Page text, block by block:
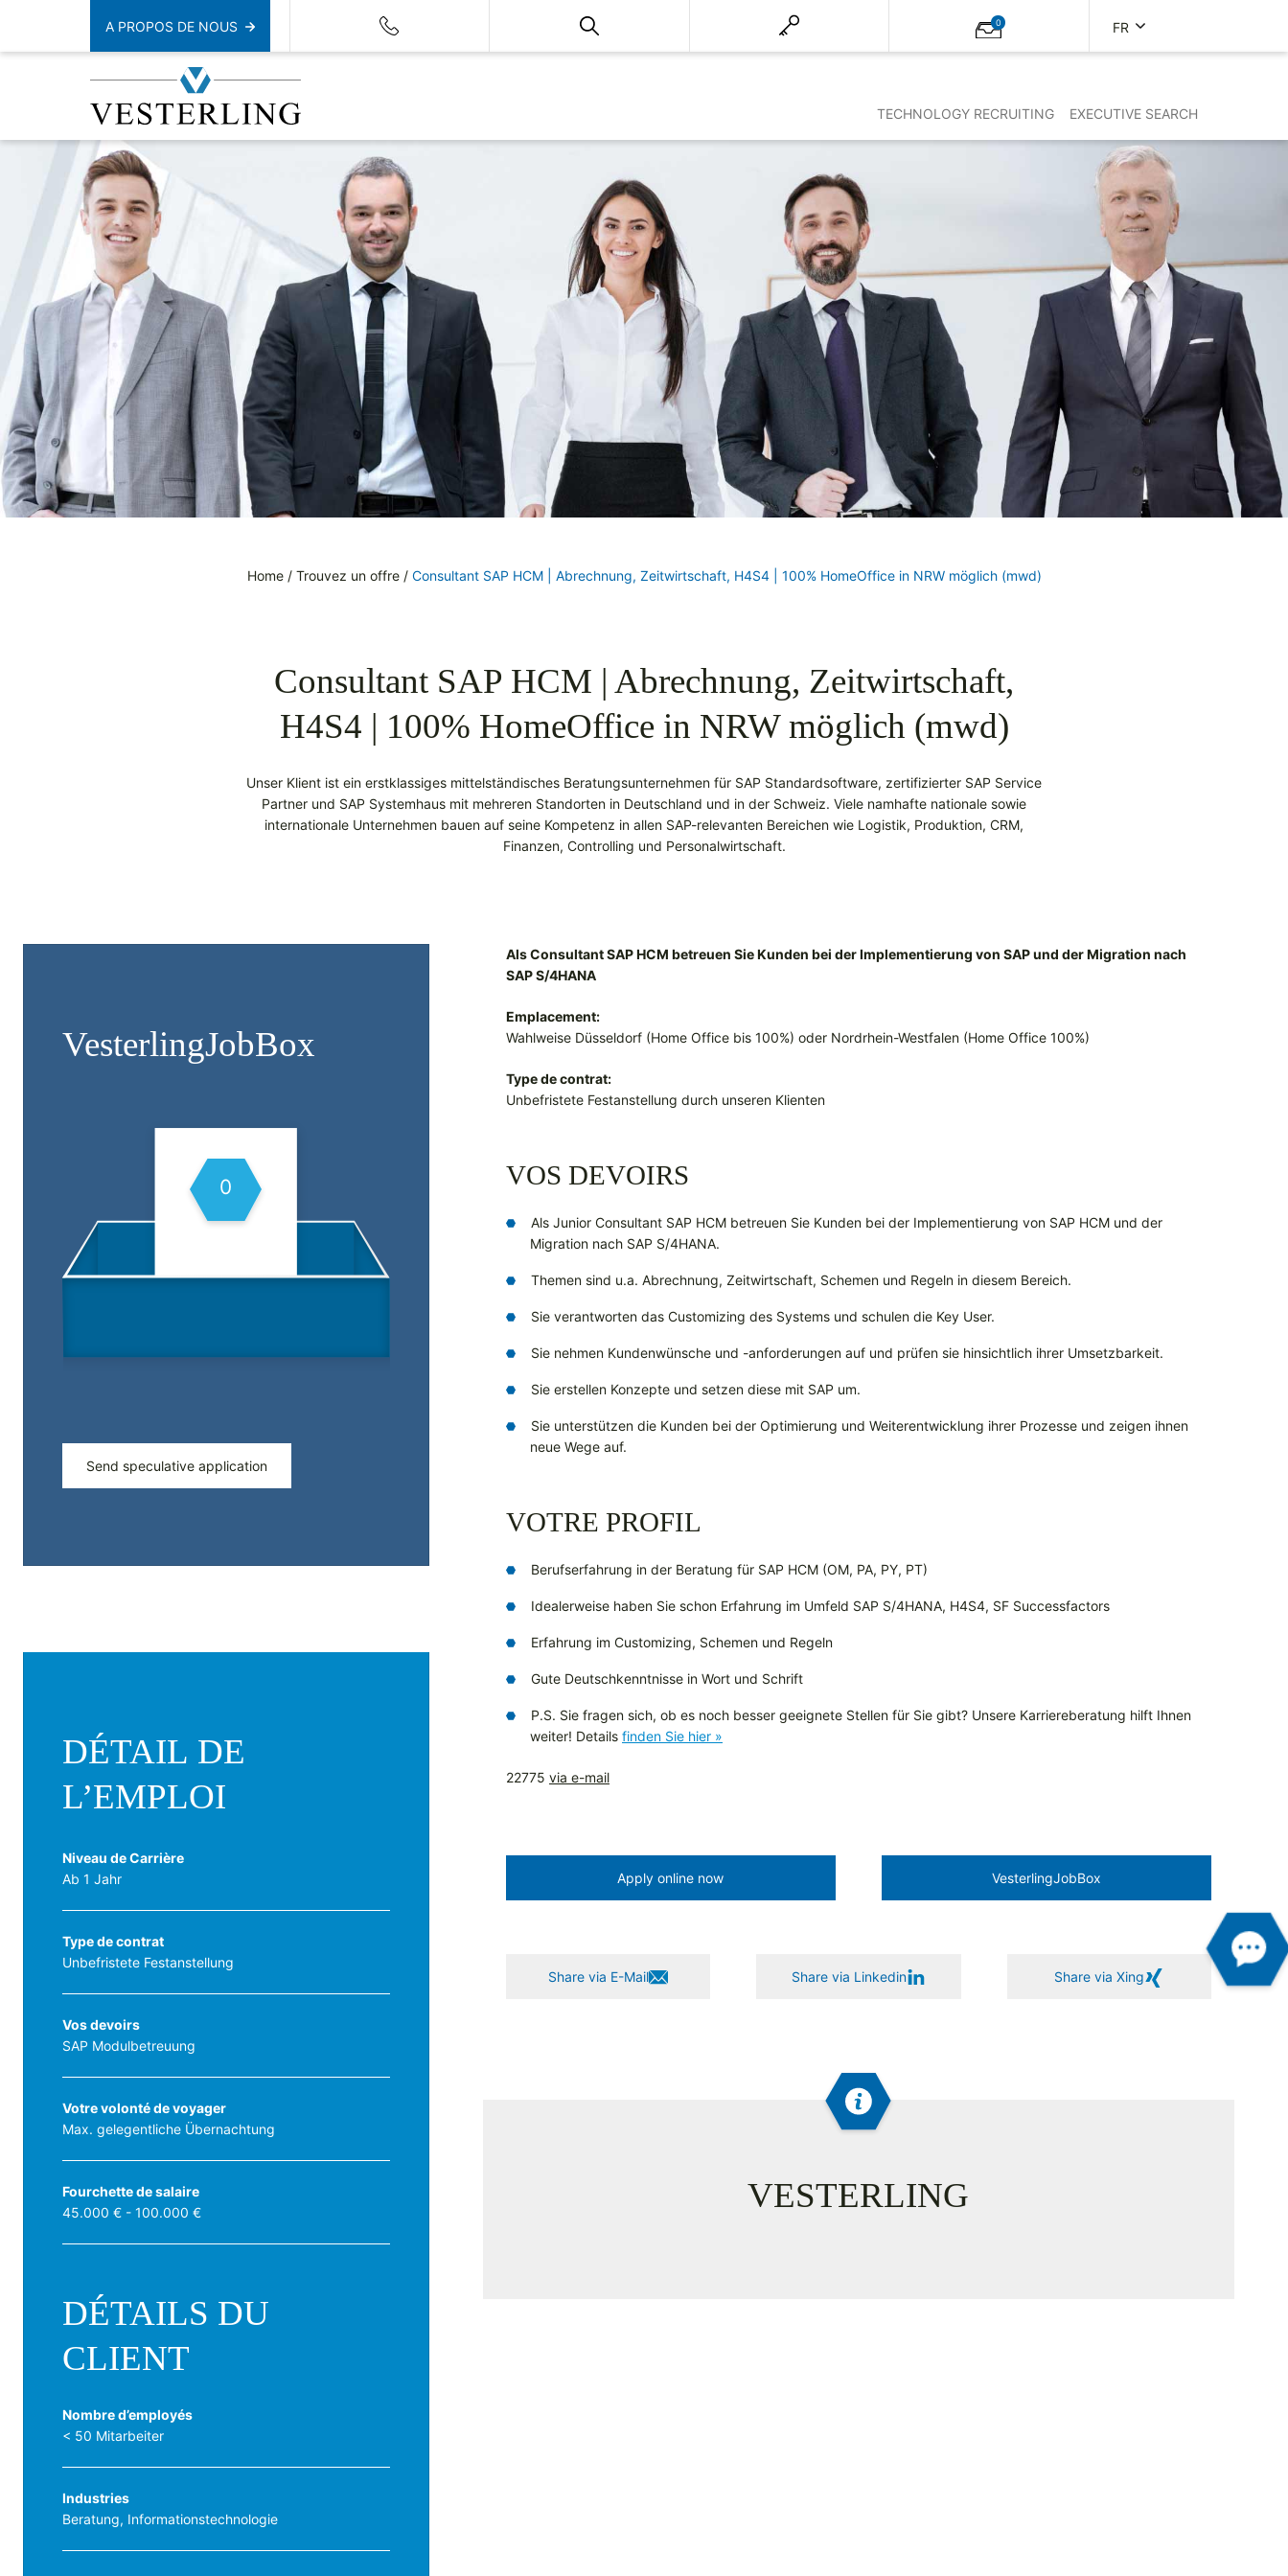
A PROPOS DE NOUS 0 FR
TECHNOLOGY RECRUITING EXECUTIVE SEARCH
Home/ Trouvez un offre/ Consultant SAP HCM | Abrechnung, Zeitwirtschaft, H4S4 | 100% HomeOffice in NRW möglich (mwd)
Consultant SAP HCM | Abrechnung, Zeitwirtschaft,
H4S4 | 100% HomeOffice in NRW möglich (mwd)
Unser Klient ist ein erstklassiges mittelständisches Beratungsunternehmen für SAP Standardsoftware, zertifizierter SAP Service
Partner und SAP Systemhaus mit mehreren Standorten in Deutschland und in der Schweiz. Viele namhafte nationale sowie
internationale Unternehmen bauen auf seine Kompetenz in allen SAP-relevanten Bereichen wie Logistik, Produktion, CRM,
Finanzen, Controlling und Personalwirtschaft.
Vesterling­JobBox
0
Send speculative application
DÉTAIL DE
L’EMPLOI
Niveau de Carrière
Ab 1 Jahr
Type de contrat
Unbefristete Festanstellung
Vos devoirs
SAP Modulbetreuung
Votre volonté de voyager
Max. gelegentliche Übernachtung
Fourchette de salaire
45.000 € - 100.000 €
DÉTAILS DU
CLIENT
Nombre d’employés
< 50 Mitarbeiter
Industries
Beratung, Informationstechnologie
Als Consultant SAP HCM betreuen Sie Kunden bei der Implementierung von SAP und der Migration nach
SAP S/4HANA
Emplacement:
Wahlweise Düsseldorf (Home Office bis 100%) oder Nordrhein-Westfalen (Home Office 100%)
Type de contrat:
Unbefristete Festanstellung durch unseren Klienten
VOS DEVOIRS
Als Junior Consultant SAP HCM betreuen Sie Kunden bei der Implementierung von SAP HCM und der
Migration nach SAP S/4HANA.
Themen sind u.a. Abrechnung, Zeitwirtschaft, Schemen und Regeln in diesem Bereich.
Sie verantworten das Customizing des Systems und schulen die Key User.
Sie nehmen Kundenwünsche und -anforderungen auf und prüfen sie hinsichtlich ihrer Umsetzbarkeit.
Sie erstellen Konzepte und setzen diese mit SAP um.
Sie unterstützen die Kunden bei der Optimierung und Weiterentwicklung ihrer Prozesse und zeigen ihnen
neue Wege auf.
VOTRE PROFIL
Berufserfahrung in der Beratung für SAP HCM (OM, PA, PY, PT)
Idealerweise haben Sie schon Erfahrung im Umfeld SAP S/4HANA, H4S4, SF Successfactors
Erfahrung im Customizing, Schemen und Regeln
Gute Deutschkenntnisse in Wort und Schrift
P.S. Sie fragen sich, ob es noch besser geeignete Stellen für Sie gibt? Unsere Karriereberatung hilft Ihnen
weiter! Details finden Sie hier »
22775 via e-mail
Apply online now Vesterling­JobBox
Share via E-Mail Share via Linkedin Share via Xing
VESTERLING